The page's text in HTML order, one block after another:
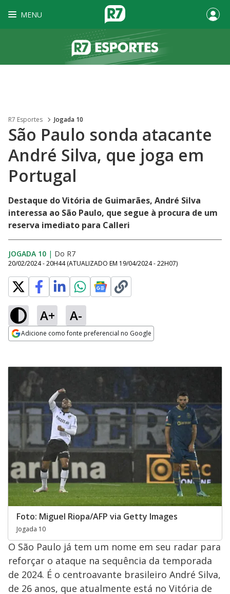
MENU
R7 Esportes Jogada 10
São Paulo sonda atacante
André Silva, que joga em
Portugal
Destaque do Vitória de Guimarães, André Silva
interessa ao São Paulo, que segue à procura de um
reserva imediato para Calleri
JOGADA 10 | Do R7
20/02/2024 - 20H44 (ATUALIZADO EM 19/04/2024 - 22H07)
A+ A-
Adicione como fonte preferencial no Google
Foto: Miguel Riopa/AFP via Getty Images
Jogada 10
O São Paulo já tem um nome em seu radar para
reforçar o ataque na sequência da temporada
de 2024. É o centroavante brasileiro André Silva,
de 26 anos, que atualmente está no Vitória de